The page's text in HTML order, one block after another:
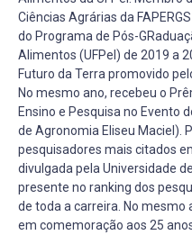
Ciências Agrárias da
do Programa de Pós-
Alimentos (UFPel) de 2019 a
Futuro da Terra promovido
No mesmo ano, recebeu o
Ensino e Pesquisa no Evento
de Agronomia Eliseu Maciel).
pesquisadores mais citados
divulgada pela Universidade
presente no ranking dos
de toda a carreira. No mesmo
em comemoração aos 25